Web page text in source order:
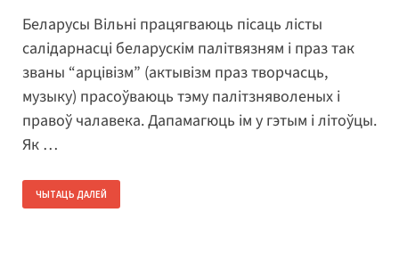
Беларусы Вільні працягваюць пісаць лісты
салідарнасці беларускім палітвязням і праз так
званы “арцівізм” (актывізм праз творчасць,
музыку) прасоўваюць тэму палітзняволеных і
правоў чалавека. Дапамагюць ім у гэтым і літоўцы.
Як …
ЧЫТАЦЬ ДАЛЕЙ